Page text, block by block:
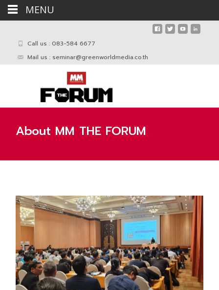
Call us : 083-584 6677
Mail us : seminar@greenworldmedia.co.th
About MM THE FORUM
MENU